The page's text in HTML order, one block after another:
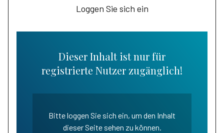
Loggen Sie sich ein
Dieser Inhalt ist nur für
registrierte Nutzer zugänglich!
Bitte loggen Sie sich ein, um den Inhalt
dieser Seite sehen zu können.